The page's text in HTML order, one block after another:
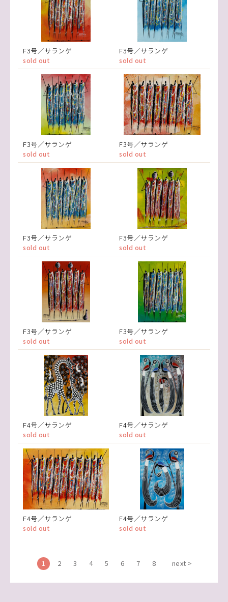
F3号／サランゲ
sold out
F3号／サランゲ
sold out
F3号／サランゲ
sold out
F3号／サランゲ
sold out
F3号／サランゲ
sold out
F3号／サランゲ
sold out
F3号／サランゲ
sold out
F3号／サランゲ
sold out
F4号／サランゲ
sold out
F4号／サランゲ
sold out
F4号／サランゲ
sold out
F4号／サランゲ
sold out
1 2 3 4 5 6 7 8 next >